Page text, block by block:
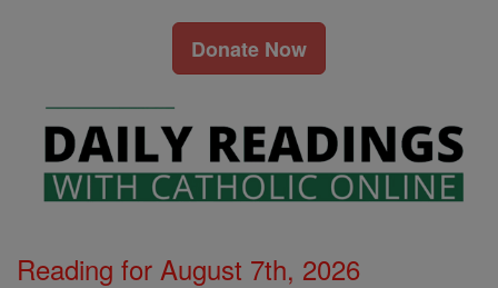
Donate Now
Reading for August 7th, 2026